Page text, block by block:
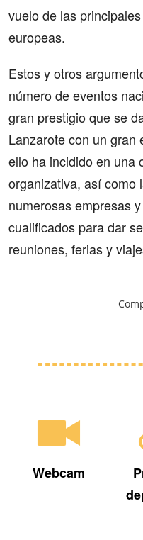
vuelo de las
europeas.
Estos y otros
número de eventos
gran prestigio que se
Lanzarote con un gran
ello ha incidido en una
organizativa, así como
numerosas empresas
cualificados para dar
reuniones, ferias y
Webcam